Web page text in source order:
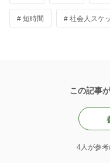
# 短時間 # 社会人スケ
この記事
4人が参